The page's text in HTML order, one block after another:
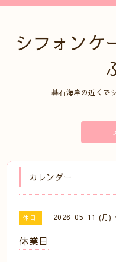
シフォン
碁石海岸の近くで
カレンダー
休日 2026-05-11 (月)
休業日